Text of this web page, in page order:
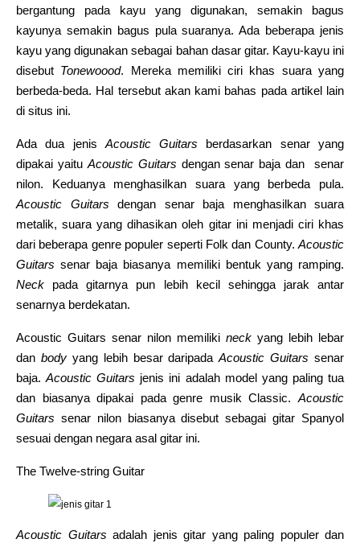
bergantung pada kayu yang digunakan, semakin bagus
kayunya semakin bagus pula suaranya. Ada beberapa jenis
kayu yang digunakan sebagai bahan dasar gitar. Kayu-kayu ini
disebut Tonewoood. Mereka memiliki ciri khas suara yang
berbeda-beda. Hal tersebut akan kami bahas pada artikel lain
di situs ini.
Ada dua jenis Acoustic Guitars berdasarkan senar yang
dipakai yaitu Acoustic Guitars dengan senar baja dan senar
nilon. Keduanya menghasilkan suara yang berbeda pula.
Acoustic Guitars dengan senar baja menghasilkan suara
metalik, suara yang dihasikan oleh gitar ini menjadi ciri khas
dari beberapa genre populer seperti Folk dan County. Acoustic
Guitars senar baja biasanya memiliki bentuk yang ramping.
Neck pada gitarnya pun lebih kecil sehingga jarak antar
senarnya berdekatan.
Acoustic Guitars senar nilon memiliki neck yang lebih lebar
dan bodyyang lebih besar daripadaAcoustic Guitars senar
baja.Acoustic Guitars jenis ini adalah model yang paling tua
dan biasanya dipakai pada genre musik Classic. Acoustic
Guitars senar nilon biasanya disebut sebagai gitar Spanyol
sesuai dengan negara asal gitar ini.
The Twelve-string Guitar
Acoustic Guitars adalah jenis gitar yang paling populer dan